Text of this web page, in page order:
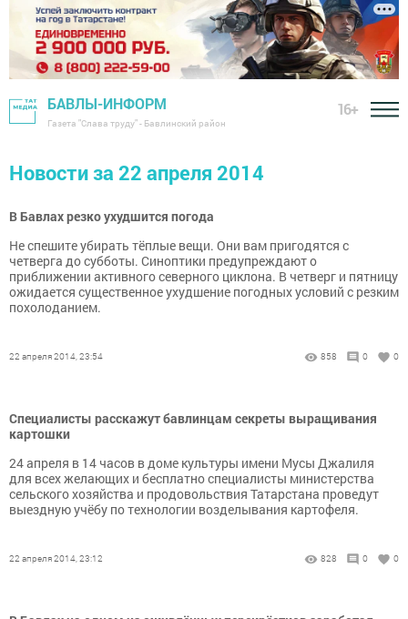
БАВЛЫ-ИНФОРМ
Газета "Слава труду" - Бавлинский район
16+
Новости за 22 апреля 2014
В Бавлах резко ухудшится погода
Не спешите убирать тёплые вещи. Они вам пригодятся с
четверга до субботы. Синоптики предупреждают о
приближении активного северного циклона. В четверг и пятницу
ожидается существенное ухудшение погодных условий с резким
похолоданием.
22 апреля 2014, 23:54 858 0 0
Специалисты расскажут бавлинцам секреты выращивания
картошки
24 апреля в 14 часов в доме культуры имени Мусы Джалиля
для всех желающих и бесплатно специалисты министерства
сельского хозяйства и продовольствия Татарстана проведут
выездную учёбу по технологии возделывания картофеля.
22 апреля 2014, 23:12 828 0 0